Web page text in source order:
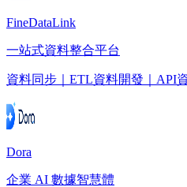
FineDataLink
一站式資料整合平台
資料同步｜ETL資料開發｜API
Dora
企業 AI 數據智慧體